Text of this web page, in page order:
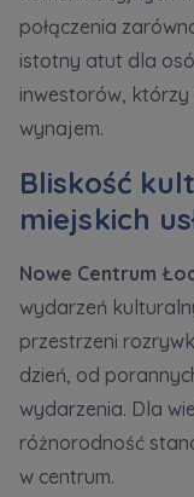
połączenia
istotny atut dla
inwestorów,
wynajem.
Bliskość
miejskich
Nowe Centrum
wydarzeń
przestrzeni
dzień, od
wydarzenia. Dla
różnorodność
w centrum.